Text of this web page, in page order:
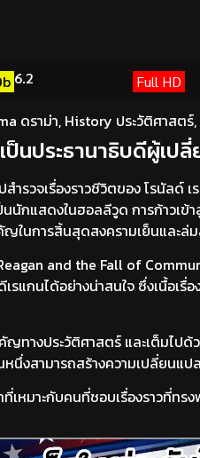
6.2 Full HD
ดราม่า, History ประวัติศาสตร์,
นประธานาธิบดีผู้เปลี่
รวจเรื่องราวชีวิตของ โรนัลด์
กแสดงในฮอลลีวูด การก้าวเข้า
ในการสิ้นสุดสงครามเย็นและล่
and the Fall of
แกนได้อย่างน่าสนใจ ซึ่งเนื้อเ
ทางประวัติศาสตร์ และเต็มไปด้
งสามารถสร้างความเปลี่ยนแป
หมาะกับคนที่ชอบเรื่องราวที่ทร